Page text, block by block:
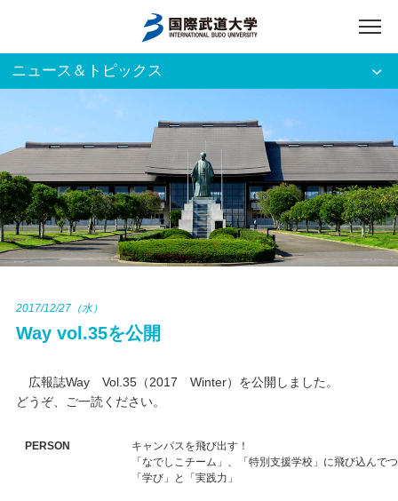
アクセス 入試資料請求
ご利用者別
ホーム
大学案内
資格・就職
学友会クラブ活動
ニュース＆トピックス
2017/12/27（水）
Way vol.35を公開
広報誌Way Vol.35（2017 Winter）を公開しました。
どうぞ、ご一読ください。
PERSON
キャンパスを飛び出す！
「なでしこチーム」、「特別支援学校」に飛び込んで
「学び」と「実践力」